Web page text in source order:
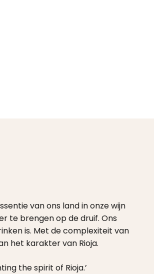
van ons land in onze wijn
te brengen op de druif. Ons
is. Met de complexiteit van
het karakter van Rioja.
the spirit of Rioja.’